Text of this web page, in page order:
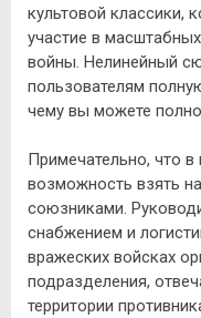
культовой классики,
участие в
войны. Нелинейный
пользователям
чему вы можете
Примечательно, что в
возможность взять
союзниками.
снабжением и
вражеских войсках
подразделения,
территории